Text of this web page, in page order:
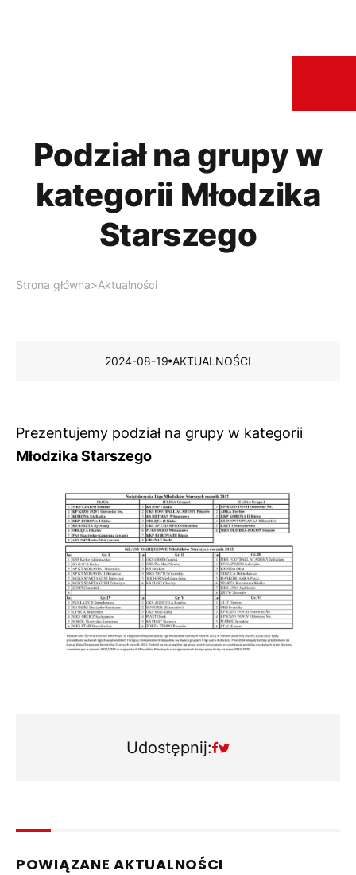
Podział na grupy w
kategorii Młodzika
Starszego
Strona główna>Aktualności
2024-08-19 AKTUALNOŚCI
Prezentujemy podział na grupy w kategorii
Młodzika Starszego
Udostępnij:
POWIĄZANE AKTUALNOŚCI